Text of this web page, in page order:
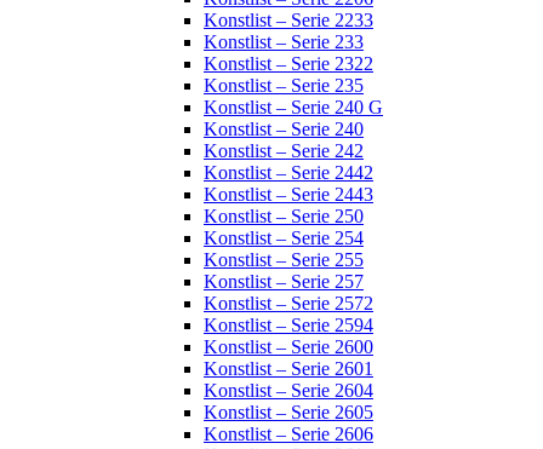
Konstlist – Serie 2233
Konstlist – Serie 233
Konstlist – Serie 2322
Konstlist – Serie 235
Konstlist – Serie 240 G
Konstlist – Serie 240
Konstlist – Serie 242
Konstlist – Serie 2442
Konstlist – Serie 2443
Konstlist – Serie 250
Konstlist – Serie 254
Konstlist – Serie 255
Konstlist – Serie 257
Konstlist – Serie 2572
Konstlist – Serie 2594
Konstlist – Serie 2600
Konstlist – Serie 2601
Konstlist – Serie 2604
Konstlist – Serie 2605
Konstlist – Serie 2606